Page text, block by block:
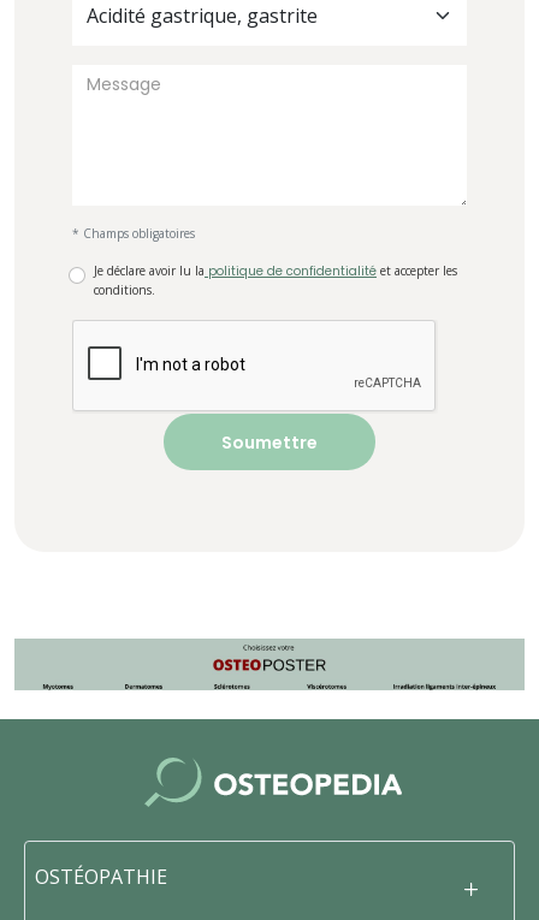
Acidité gastrique, gastrite
* Champs obligatoires
Je déclare avoir lu la politique de confidentialité et accepter les
conditions.
OSTÉOPATHIE